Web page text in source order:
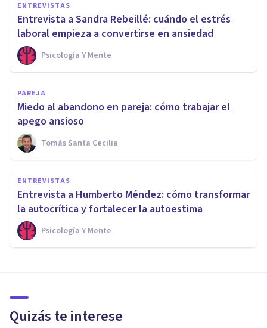
ENTREVISTAS
Entrevista a Sandra Rebeillé: cuándo el estrés
laboral empieza a convertirse en ansiedad
Psicología Y Mente
PAREJA
Miedo al abandono en pareja: cómo trabajar el
apego ansioso
Tomás Santa Cecilia
ENTREVISTAS
Entrevista a Humberto Méndez: cómo transformar
la autocrítica y fortalecer la autoestima
Psicología Y Mente
Quizás te interese